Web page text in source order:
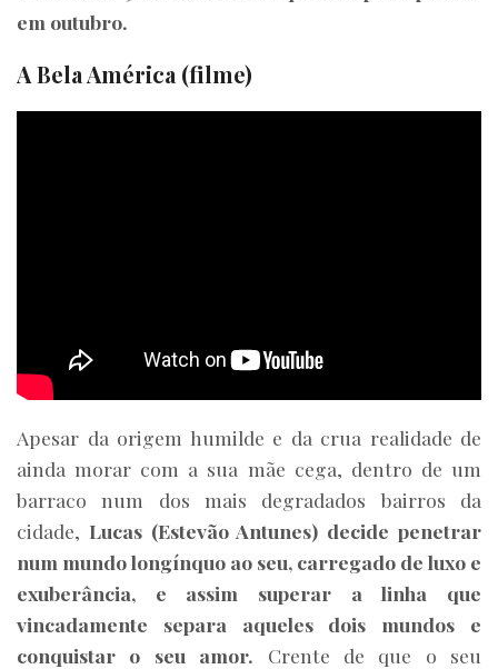
em outubro.
A Bela América (filme)
Apesar da origem humilde e da crua realidade de
ainda morar com a sua mãe cega, dentro de um
barraco num dos mais degradados bairros da
cidade, Lucas (Estevão Antunes) decide penetrar
num mundo longínquo ao seu, carregado de luxo e
exuberância, e assim superar a linha que
vincadamente separa aqueles dois mundos e
conquistar o seu amor. Crente de que o seu